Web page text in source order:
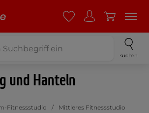
suchen
und Hanteln
Fitnessstudio Mittleres Fitnessstudio